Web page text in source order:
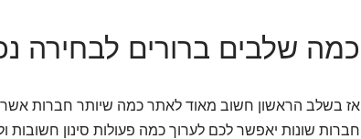
כמה שלבים ברורים לבחירה
אז בשלב הראשון חשוב מאוד לאתר כמה שיותר חברות אשר
חברות שונות יאפשר לכם לערוך כמה פעולות סינון חשובות